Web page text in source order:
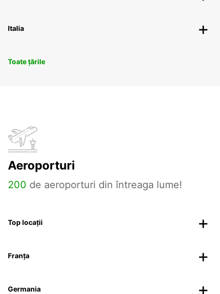
Italia
Toate țările
Aeroporturi
200 de aeroporturi din întreaga lume!
Top locații
Franța
Germania